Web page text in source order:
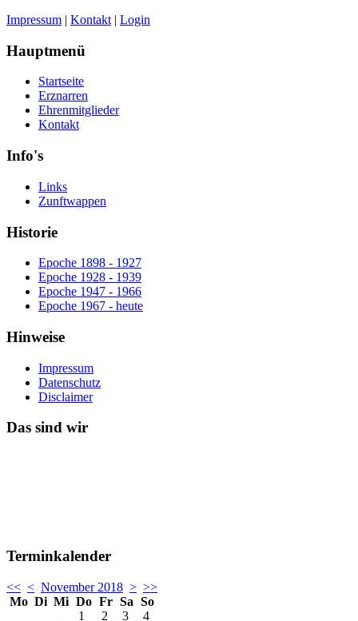
Impressum | Kontakt | Login
Hauptmenü
Startseite
Erznarren
Ehrenmitglieder
Kontakt
Info's
Links
Zunftwappen
Historie
Epoche 1898 - 1927
Epoche 1928 - 1939
Epoche 1947 - 1966
Epoche 1967 - heute
Hinweise
Impressum
Datenschutz
Disclaimer
Das sind wir
Terminkalender
<< < November 2018 > >>
Mo Di Mi Do Fr Sa So
1
2 3
4